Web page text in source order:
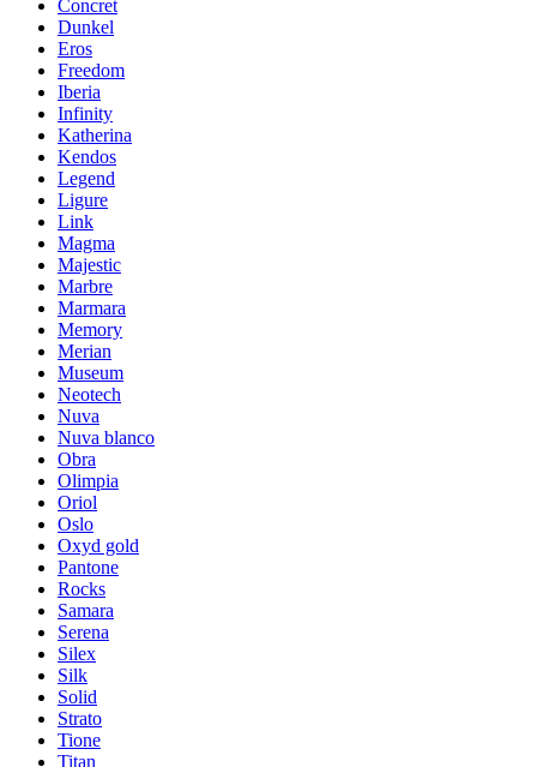
Concret
Dunkel
Eros
Freedom
Iberia
Infinity
Katherina
Kendos
Legend
Ligure
Link
Magma
Majestic
Marbre
Marmara
Memory
Merian
Museum
Neotech
Nuva
Nuva blanco
Obra
Olimpia
Oriol
Oslo
Oxyd gold
Pantone
Rocks
Samara
Serena
Silex
Silk
Solid
Strato
Tione
Titan